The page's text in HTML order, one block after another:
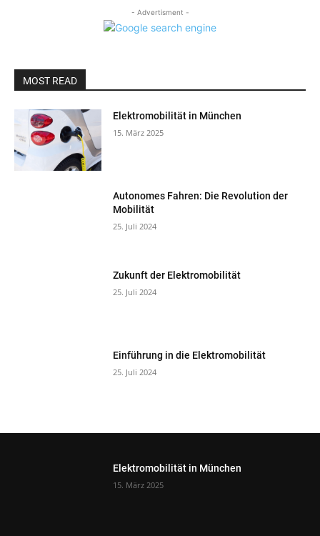
- Advertisment -
MOST READ
Elektromobilität in München
15. März 2025
Autonomes Fahren: Die Revolution der
Mobilität
25. Juli 2024
Zukunft der Elektromobilität
25. Juli 2024
Einführung in die Elektromobilität
25. Juli 2024
Elektromobilität in München
15. März 2025